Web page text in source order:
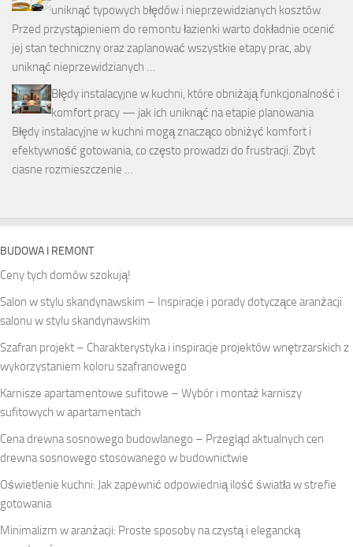
uniknąć typowych błędów i nieprzewidzianych kosztów
Przed przystąpieniem do remontu łazienki warto dokładnie ocenić
jej stan techniczny oraz zaplanować wszystkie etapy prac, aby
uniknąć nieprzewidzianych …
Błędy instalacyjne w kuchni, które obniżają funkcjonalność i
komfort pracy — jak ich uniknąć na etapie planowania
Błędy instalacyjne w kuchni mogą znacząco obniżyć komfort i
efektywność gotowania, co często prowadzi do frustracji. Zbyt
ciasne rozmieszczenie …
BUDOWA I REMONT
Ceny tych domów szokują!
Salon w stylu skandynawskim – Inspiracje i porady dotyczące aranżacji
salonu w stylu skandynawskim
Szafran projekt – Charakterystyka i inspiracje projektów wnętrzarskich z
wykorzystaniem koloru szafranowego
Karnisze apartamentowe sufitowe – Wybór i montaż karniszy
sufitowych w apartamentach
Cena drewna sosnowego budowlanego – Przegląd aktualnych cen
drewna sosnowego stosowanego w budownictwie
Oświetlenie kuchni: Jak zapewnić odpowiednią ilość światła w strefie
gotowania
Minimalizm w aranżacji: Proste sposoby na czystą i elegancką